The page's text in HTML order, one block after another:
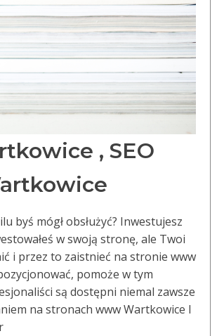
, SEO
byś mógł obsłużyć? Inwestujesz
w swoją stronę, ale Twoi
i przez to zaistnieć na stronie www
pomoże w tym
są dostępni niemal zawsze
na stronach www Wartkowice I